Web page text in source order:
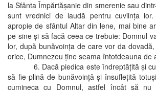
la Sfânta Împărtăşanie din smerenie sau
sunt vrednici de laudă pentru cuviinţa
apropie de sfântul Altar din lene, mai bine
pe sine şi să facă ceea ce trebuie: Domnul
lor, după bunăvoinţa de care vor da
orice, Dumnezeu ţine seama întotdeauna de
6. Dacă piedica este îndreptăţită şi cu
să fie plină de bunăvoinţă şi însufleţită
cumineca cu Domnul, astfel încât să